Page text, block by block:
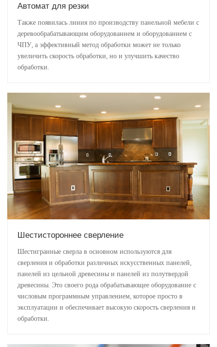
Автомат для резки
Также появилась линия по производству панельной мебели с
деревообрабатывающим оборудованием и оборудованием с
ЧПУ, а эффективный метод обработки может не только
увеличить скорость обработки, но и улучшить качество
обработки.
Шестистороннее сверление
Шестигранные сверла в основном используются для
сверления и обработки различных искусственных панелей,
панелей из цельной древесины и панелей из полутвердой
древесины. Это своего рода обрабатывающее оборудование с
числовым программным управлением, которое просто в
эксплуатации и обеспечивает высокую скорость сверления и
обработки.